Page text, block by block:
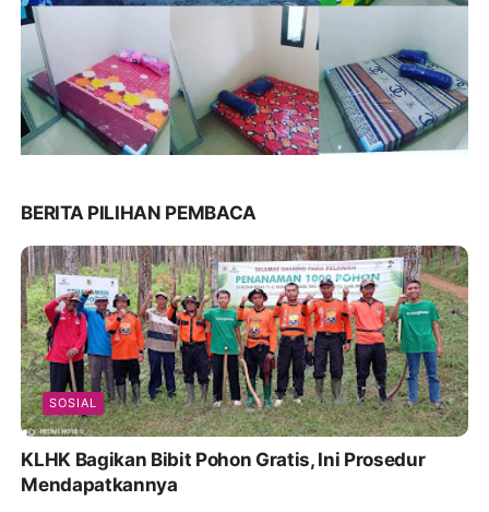
BERITA PILIHAN PEMBACA
SOSIAL
KLHK Bagikan Bibit Pohon Gratis, Ini Prosedur
Mendapatkannya